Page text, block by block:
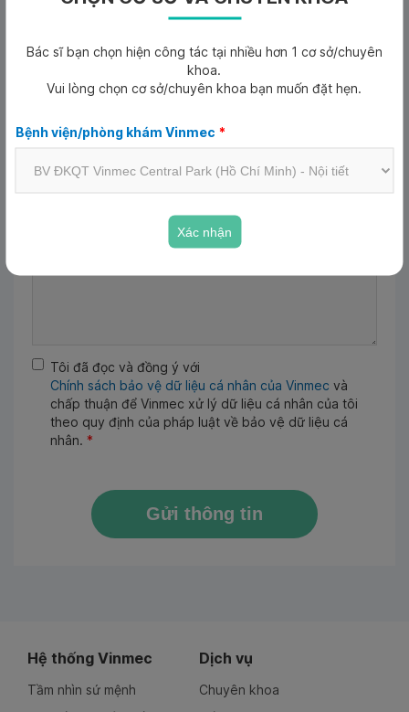
Tôi đã đọc và đồng ý với
Chính sách bảo vệ dữ liệu cá nhân của Vinmec và
chấp thuận để Vinmec xử lý dữ liệu cá nhân của tôi
theo quy định của pháp luật về bảo vệ dữ liệu cá
nhân. *
Gửi thông tin
Bác sĩ bạn chọn hiện công tác tại nhiều hơn 1 cơ sở/chuyên
khoa.
Vui lòng chọn cơ sở/chuyên khoa bạn muốn đặt hẹn.
Bệnh viện/phòng khám Vinmec *
Xác nhận
Hệ thống Vinmec
Tầm nhìn sứ mệnh
Dịch vụ
Chuyên khoa